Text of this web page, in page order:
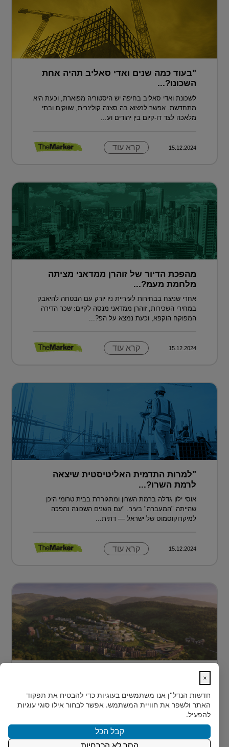
"בעוד כמה שנים ואדי סאליב תהיה אחת
השכונו?...
לשכונת ואדי סאליב בחיפה יש היסטוריה מפוארת, וכעת היא
מתחדשת. אפשר למצוא בה סצנה קולינרית, שווקים ובתי
מלאכה לצד דו-קיום בין יהודים וע...
15.12.2024 קרא עוד
מהפכת הדיור של זוהרן ממדאני מציתה
מלחמת מעמ?...
אחרי שניצח בבחירות לעיריית ניו יורק עם הבטחה להיאבק
במחירי השכירות, זוהרן ממדאני מנסה לקיים: שכר הדירה
המפוקח הוקפא, וכעת נמצא על הפ?...
15.12.2024 קרא עוד
"למרות התדמית האליטיסטית שיצאה
לרמת השרו?...
אוסי ילון גדלה ברמת השרון ומתגוררת בבית טרומי היכן
שהייתה "המעברה" בעיר. "עם השנים השכונה נהפכה
למיקרוקוסמוס של ישראל — דתית...
15.12.2024 קרא עוד
בלב טביליסי, בין השכונות המבוקשות Vake וSaburtalo, כ-2
ק"מ בלבד מהאוניברסיטה של העיר, מוקם TBILISI
ACRES - פ...
×
חדשות הנדל"ן אנו משתמשים בעוגיות כדי להבטיח את תפקוד
האתר ולשפר את חוויית המשתמש. אפשר לבחור אילו סוגי עוגיות
להפעיל.
קבל הכל